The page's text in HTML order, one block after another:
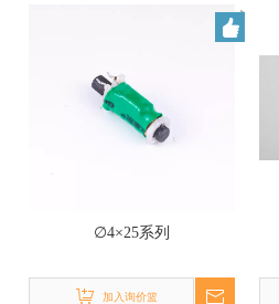
∅4×25系列
加入询价篮